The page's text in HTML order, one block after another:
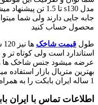
محصول حساب کنید
طول قیمت شاخک
استاندارد است ولی کوتاه
عرضه میشود جنس شاخک ها
بهترین متریال بازار
1 ساله ایران بابکت را به همراه دارید.
اطلاعات تماس با ایران